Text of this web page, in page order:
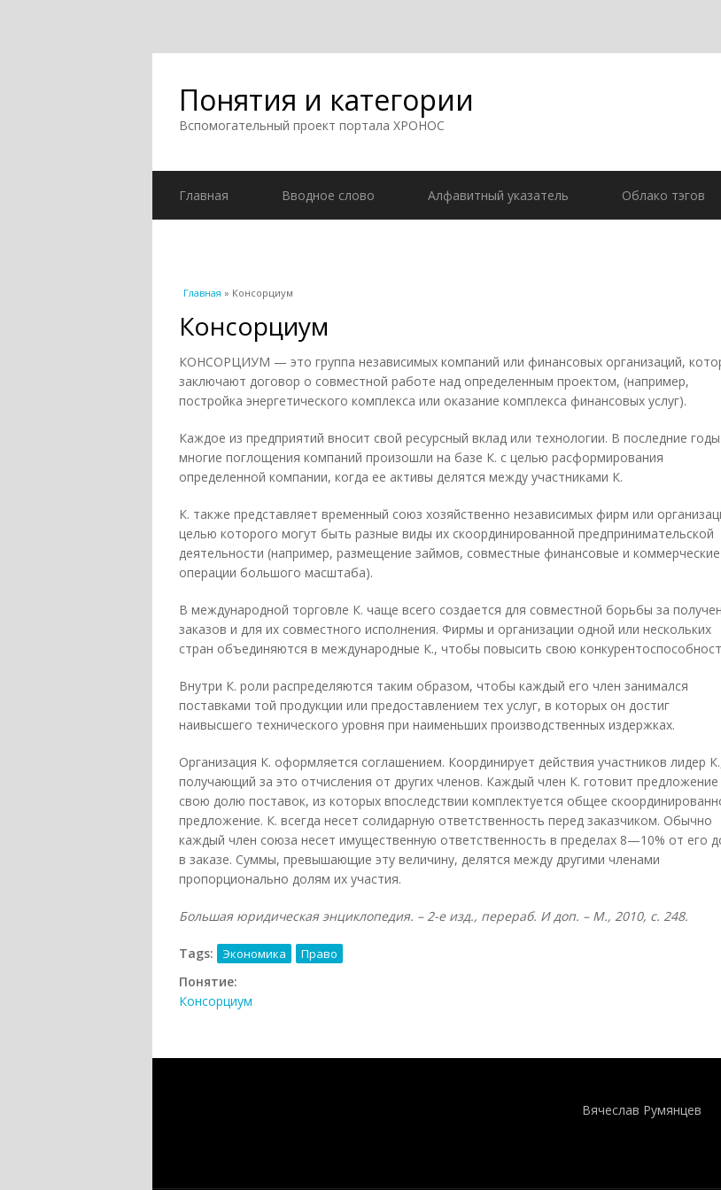
Понятия и категории
Вспомогательный проект портала ХРОНОС
Главная Вводное слово Алфавитный указатель Облако тэгов
Вы здесь
Главная » Консорциум
Консорциум
КОНСОРЦИУМ — это группа независимых компаний или финансовых организаций,
заключают договор о совместной работе над определенным проектом, (например,
постройка энергетического комплекса или оказание комплекса финансовых услуг).
Каждое из предприятий вносит свой ресурсный вклад или технологии. В последние годы
многие поглощения компаний произошли на базе К. с целью расформирования
определенной компании, когда ее активы делятся между участниками К.
К. также представляет временный союз хозяйственно независимых фирм или
целью которого могут быть разные виды их скоординированной предпринимательской
деятельности (например, размещение займов, совместные финансовые и коммерческие
операции большого масштаба).
В международной торговле К. чаще всего создается для совместной борьбы за
заказов и для их совместного исполнения. Фирмы и организации одной или нескольких
стран объединяются в международные К., чтобы повысить свою
Внутри К. роли распределяются таким образом, чтобы каждый его член занимался
поставками той продукции или предоставлением тех услуг, в которых он достиг
наивысшего технического уровня при наименьших производственных издержках.
Организация К. оформляется соглашением. Координирует действия участников лидер
получающий за это отчисления от других членов. Каждый член К. готовит предложение
свою долю поставок, из которых впоследствии комплектуется общее
предложение. К. всегда несет солидарную ответственность перед заказчиком. Обычно
каждый член союза несет имущественную ответственность в пределах 8—10% от его
в заказе. Суммы, превышающие эту величину, делятся между другими членами
пропорционально долям их участия.
Большая юридическая энциклопедия. – 2-е изд., перераб. И доп. – М., 2010, с. 248.
Tags: Экономика Право
Понятие:
Консорциум
Вячеслав Румянцев